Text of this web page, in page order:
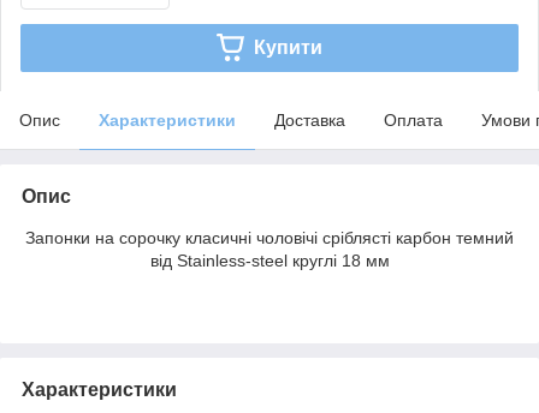
Купити
Опис Характеристики Доставка Оплата Умови
Опис
Запонки на сорочку класичні чоловічі сріблясті карбон темний
від Stainless-steel круглі 18 мм
Характеристики